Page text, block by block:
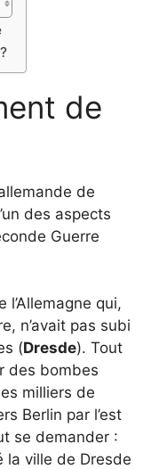
de
de
des aspects
Guerre
l’Allemagne qui,
n’avait pas subi
(Dresde). Tout
des bombes
milliers de
Berlin par l’est
se demander :
la ville de Dresde